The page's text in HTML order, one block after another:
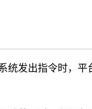
发出指令时，平